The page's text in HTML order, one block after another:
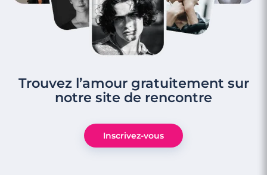
Trouvez l’amour gratuitement sur
notre site de rencontre
Inscrivez-vous